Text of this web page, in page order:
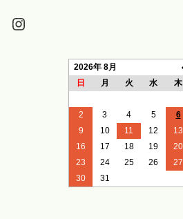
Instagram
2026年 8月
日
月 火 水 木
2
3 4 5 6
9
10 11 12 13
16
17 18 19 20
23
24 25 26 27
30
31